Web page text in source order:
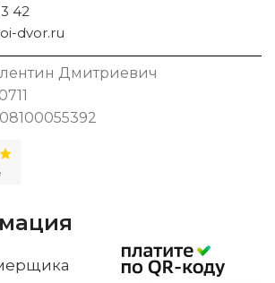
42
dvor.ru
Дмитриевич